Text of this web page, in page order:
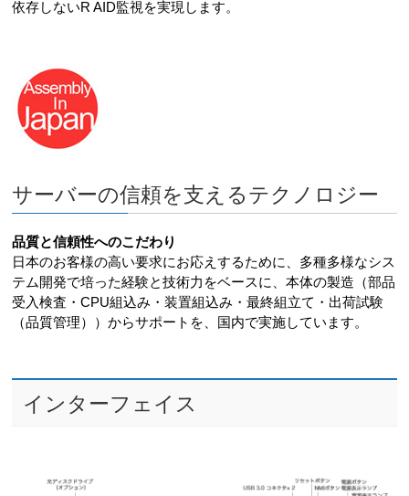
依存しないR AID監視を実現します。
サーバーの信頼を支えるテクノロジー
品質と信頼性へのこだわり
日本のお客様の高い要求にお応えするために、多種多様なシス
テム開発で培った経験と技術力をベースに、本体の製造（部品
受入検査・CPU組込み・装置組込み・最終組立て・出荷試験
（品質管理））からサポートを、国内で実施しています。
インターフェイス